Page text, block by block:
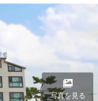
写真を見る